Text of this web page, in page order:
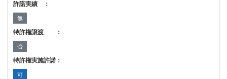
許諾実績 ：
無
特許権譲渡 ：
否
特許権実施許諾：
可